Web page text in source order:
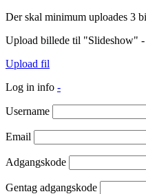
Der skal minimum uploades 3
Upload billede til "Slideshow"
Upload fil
Log in info -
Username
Email
Adgangskode
Gentag adgangskode